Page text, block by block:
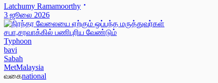
Latchumy Ramamoorthy
3 ஜூலை 2026
Typhoon
bavi
Sabah
MetMalaysia
வகைnational